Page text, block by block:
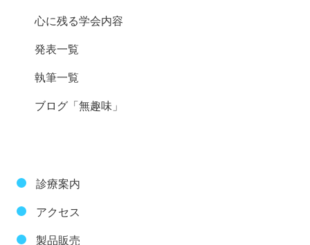
心に残る学会内容
発表一覧
執筆一覧
ブログ「無趣味」
診療案内
アクセス
製品販売